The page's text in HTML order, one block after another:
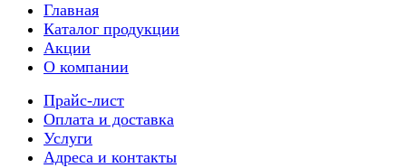
Главная
Каталог продукции
Акции
О компании
Прайс-лист
Оплата и доставка
Услуги
Адреса и контакты